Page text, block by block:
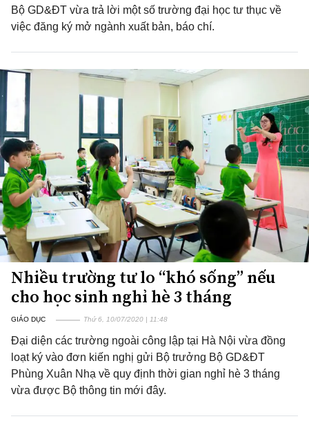
Bộ GD&ĐT vừa trả lời một số trường đại học tư thục về
việc đăng ký mở ngành xuất bản, báo chí.
Nhiều trường tư lo “khó sống” nếu
cho học sinh nghỉ hè 3 tháng
GIÁO DỤC Thứ 6, 10/07/2020 | 11:48
Đại diện các trường ngoài công lập tại Hà Nội vừa đồng
loạt ký vào đơn kiến nghị gửi Bộ trưởng Bộ GD&ĐT
Phùng Xuân Nhạ về quy định thời gian nghỉ hè 3 tháng
vừa được Bộ thông tin mới đây.